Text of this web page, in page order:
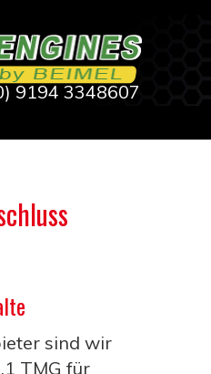
9194 3348607
sind wir
TMG für